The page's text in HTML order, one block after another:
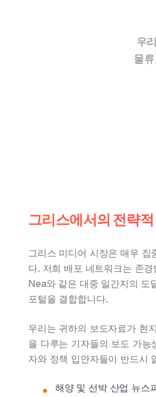
우
물
그리스에서의 전략
그리스 미디어 시장은 매우 집
다. 저희 배포 네트워크는 존
Nea와 같은 대중 일간지의
포털을 결합합니다.
우리는 귀하의 보도자료가 현
을 다루는 기자들의 보도 가능
자와 정책 입안자들이 반드시
● 해양 및 선박 산업 뉴스